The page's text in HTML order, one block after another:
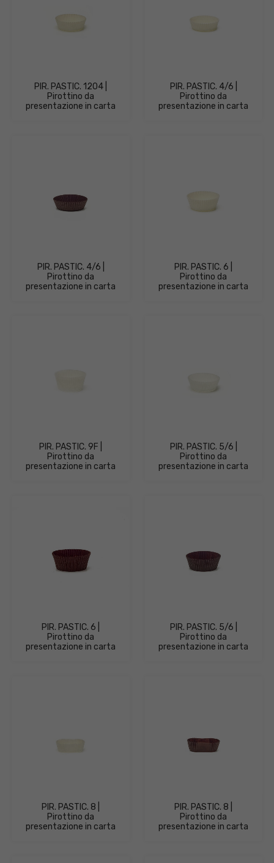
PIR. PASTIC. 1204 |
Pirottino da
presentazione in carta
PIR. PASTIC. 4/6 |
Pirottino da
presentazione in carta
PIR. PASTIC. 4/6 |
Pirottino da
presentazione in carta
PIR. PASTIC. 6 |
Pirottino da
presentazione in carta
PIR. PASTIC. 9F |
Pirottino da
presentazione in carta
PIR. PASTIC. 5/6 |
Pirottino da
presentazione in carta
PIR. PASTIC. 6 |
Pirottino da
presentazione in carta
PIR. PASTIC. 5/6 |
Pirottino da
presentazione in carta
PIR. PASTIC. 8 |
Pirottino da
presentazione in carta
PIR. PASTIC. 8 |
Pirottino da
presentazione in carta